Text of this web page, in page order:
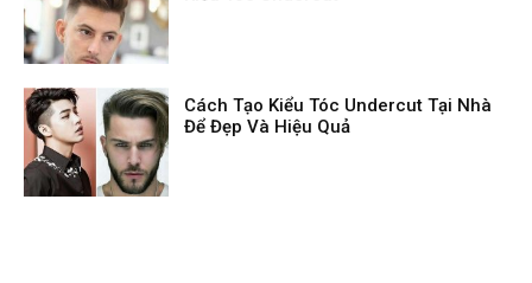
Cách Tạo Kiểu Tóc Undercut Tại Nhà
Để Đẹp Và Hiệu Quả